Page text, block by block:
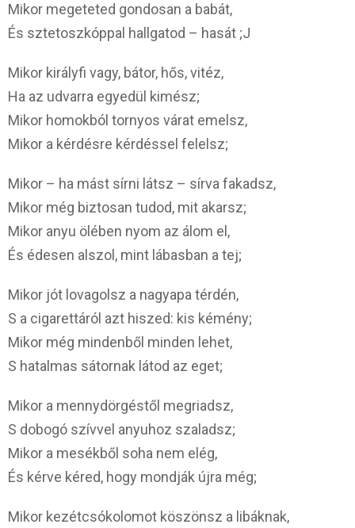
Mikor megeteted gondosan a babát,
És sztetoszkóppal hallgatod – hasát ;J
Mikor királyfi vagy, bátor, hős, vitéz,
Ha az udvarra egyedül kimész;
Mikor homokból tornyos várat emelsz,
Mikor a kérdésre kérdéssel felelsz;
Mikor – ha mást sírni látsz – sírva fakadsz,
Mikor még biztosan tudod, mit akarsz;
Mikor anyu ölében nyom az álom el,
És édesen alszol, mint lábasban a tej;
Mikor jót lovagolsz a nagyapa térdén,
S a cigarettáról azt hiszed: kis kémény;
Mikor még mindenből minden lehet,
S hatalmas sátornak látod az eget;
Mikor a mennydörgéstől megriadsz,
S dobogó szívvel anyuhoz szaladsz;
Mikor a mesékből soha nem elég,
És kérve kéred, hogy mondják újra még;
Mikor kezétcsókolomot köszönsz a libáknak,